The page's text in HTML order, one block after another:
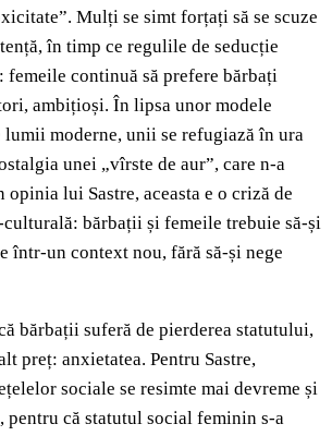
Mulți se simt forțați să se scuze
în timp ce regulile de seducție
femeile continuă să prefere bărbați
ambițioși. În lipsa unor modele
lumii moderne, unii se refugiază în ura
unei „vîrste de aur”, care n-a
lui Sastre, aceasta e o criză de
bărbații și femeile trebuie să-și
într-un context nou, fără să-și nege
bărbații suferă de pierderea statutului,
preț: anxietatea. Pentru Sastre,
sociale se resimte mai devreme și
pentru că statutul social feminin s-a